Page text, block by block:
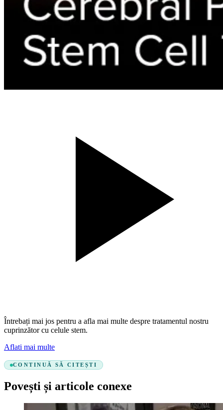
Întrebați mai jos pentru a afla mai multe despre tratamentul nostru
cuprinzător cu celule stem.
Aflati mai multe
CONTINUĂ SĂ CITEȘTI
Povești și articole conexe